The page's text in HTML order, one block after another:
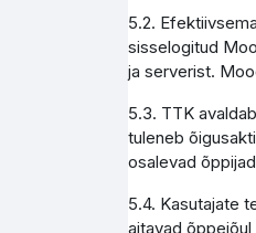
5.2.
sisselogitud
ja serverist.
5.3. TTK
tuleneb
osalevad
5.4. Kasutajate
aitavad